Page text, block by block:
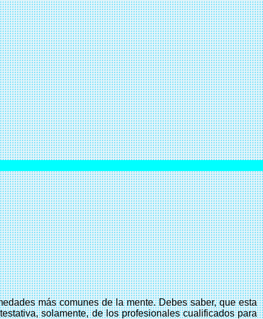
más comunes de la mente. Debes saber, que esta
solamente, de los profesionales cualificados para